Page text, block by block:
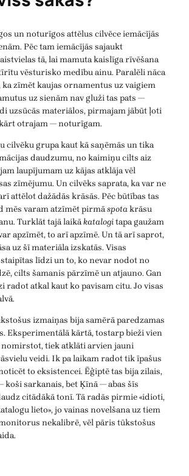
un noturīgos attēlus cilvēce iemācījās
Pēc tam iemācījās sajaukt
tā, lai mamuta kaislīga rīvēšana
vēsturisko medību ainu. Paralēli nāca
zīmēt kaujas ornamentus uz vaigiem
uz sienām nav gluži tas pats —
uzsūcās materiālos, pirmajam jābūt ļoti
otrajam — noturīgam.
cilvēku grupa kaut kā saņēmās un tika
daudzumu, no kaimiņu cilts aiz
laupījumam uz kājas atklāja vēl
zīmējumu. Un cilvēks saprata, ka var ne
attēlot dažādās krāsās. Pēc būtības tas
mēs varam atzīmēt pirmāspotakrāsu
Turklāt tajā laikākatalogitapa gaužam
apzīmēt, to arī apzīmē. Un tā arī saprot,
uz šī materiāla izskatās. Visas
līdzi un to, ko nevar nodot no
cilts šamanis pārzīmē un atjauno. Gan
radot atkal kaut ko pavisam citu. Jo visas
izmaiņas bija samērā paredzamas
Eksperimentālā kārtā, tostarp bieži vien
tiek atklāti arvien jauni
veidi. Ik pa laikam radot tik īpašus
to eksistencei. Ēģiptē tas bija zilais,
koši sarkanais, bet Ķīnā — abas šīs
citādākā tonī. Tā radās pirmie «idioti,
lieto», jo vainas novelšana uz tiem
nekalibrē, vēl pāris tūkstošus